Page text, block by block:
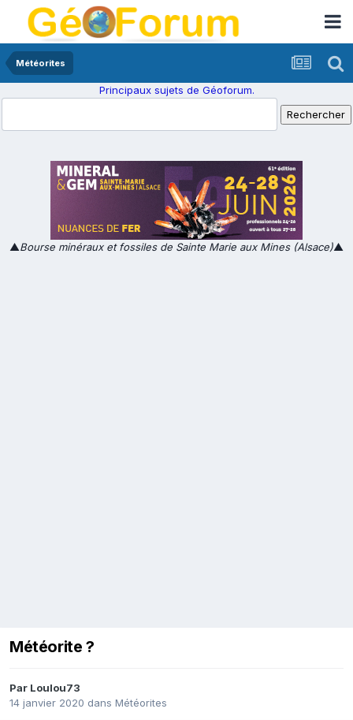
Météorites
Principaux sujets de Géoforum.
▲Bourse minéraux et fossiles de Sainte Marie aux Mines (Alsace)▲
Météorite ?
Par Loulou73
14 janvier 2020 dans Météorites